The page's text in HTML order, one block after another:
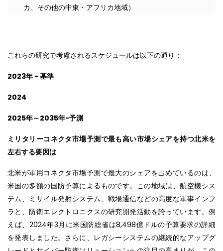
カ、その他の中東・アフリカ地域）
これらの研究で考慮されるスケジュールは以下の通り：
2023年 - 基準
2024
2025年～2035年-予測
ミリタリーコネクタ市場予測で最も高い市場シェアを持つ北米を
左右する要因は
北米が軍用コネクタ市場予測で最大のシェアを占めているのは、
米国の多額の国防予算によるものです。この地域は、航空機シス
テム、ミサイル発射システム、戦場通信などの高度な軍事インフ
ラと、防衛エレクトロニクスの研究開発活動を誇っています。例
えば、2024年3月に米国防総省は8,498億ドルの予算要求の詳細
を発表しました。さらに、レガシーシステムの継続的なアップグ